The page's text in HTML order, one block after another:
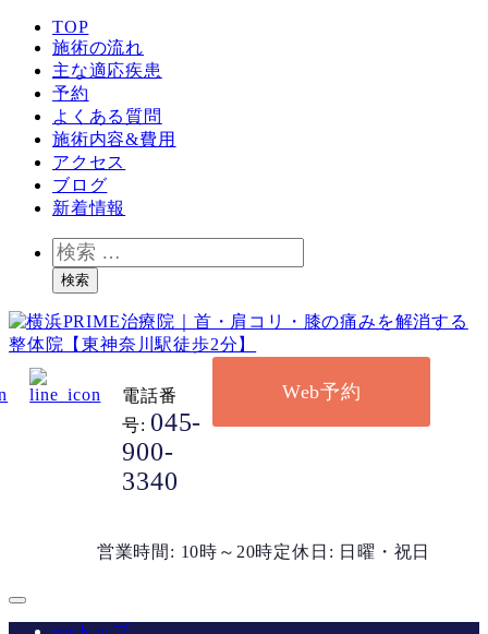
TOP
施術の流れ
主な適応疾患
予約
よくある質問
施術内容&費用
アクセス
ブログ
新着情報
検
索
検索
電話番
号: 045-
900-
3340
Web予約
営業時間: 10時～20時定休日: 日曜・祝日